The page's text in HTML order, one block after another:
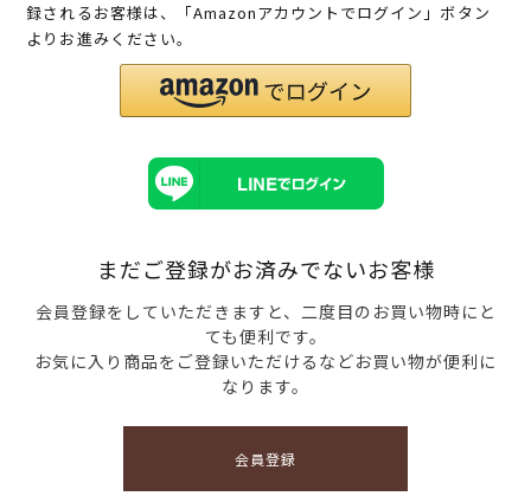
録されるお客様は、「Amazonアカウントでログイン」ボタン
よりお進みください。
まだご登録がお済みでないお客様
会員登録をしていただきますと、二度目のお買い物時にと
ても便利です。
お気に入り商品をご登録いただけるなどお買い物が便利に
なります。
会員登録